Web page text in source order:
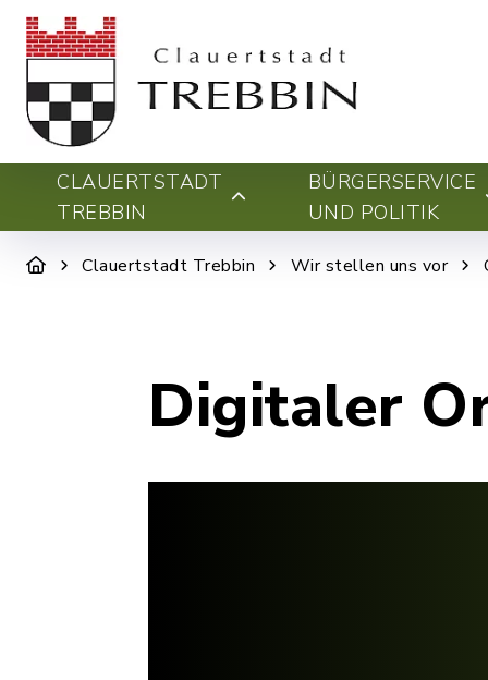
CLAUERTSTADT
TREBBIN
BÜRGERSERVICE
UND POLITIK
Clauertstadt Trebbin Wir stellen uns vor
Digitaler